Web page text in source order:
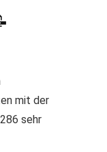
mit der
sehr